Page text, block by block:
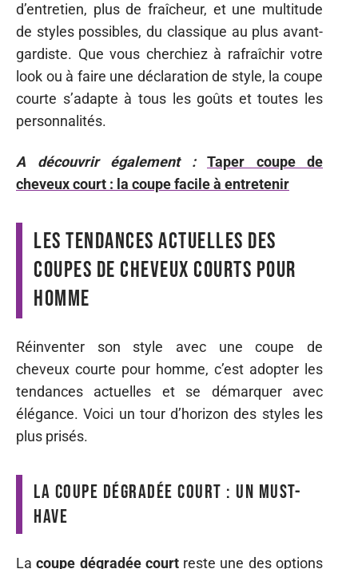
d’entretien, plus de fraîcheur, et une multitude
de styles possibles, du classique au plus avant-
gardiste. Que vous cherchiez à rafraîchir votre
look ou à faire une déclaration de style, la coupe
courte s’adapte à tous les goûts et toutes les
personnalités.
A découvrir également :
Taper coupe de
cheveux court : la coupe facile à entretenir
Les tendances actuelles des
coupes de cheveux courts pour
homme
Réinventer son style avec une coupe de
cheveux courte pour homme, c’est adopter les
tendances actuelles et se démarquer avec
élégance. Voici un tour d’horizon des styles les
plus prisés.
La coupe dégradée court : un must-
have
Lacoupe dégradée courtreste une des options